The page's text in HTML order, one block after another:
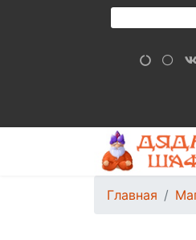
Главная